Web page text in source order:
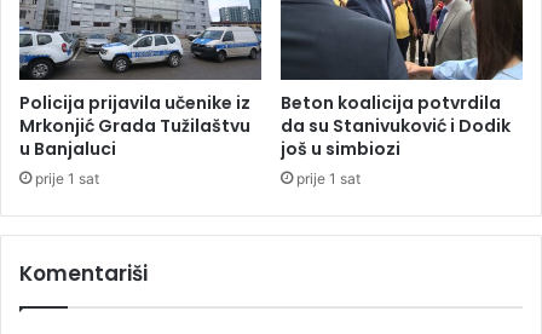
d
a
n
a
?
Policija prijavila učenike iz
Mrkonjić Grada Tužilaštvu
u Banjaluci
prije 1 sat
Beton koalicija potvrdila
da su Stanivuković i Dodik
još u simbiozi
prije 1 sat
Komentariši